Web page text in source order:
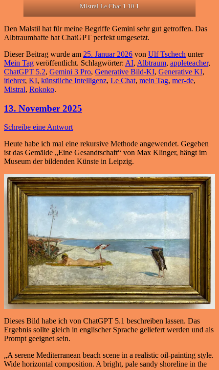
Mistral Le Chat 1.10.1
Den Malstil hat für meine Begriffe Gemini sehr gut getroffen. Das
Albtraumhafte hat ChatGPT perfekt umgesetzt.
Dieser Beitrag wurde am 25. Januar 2026 von Ulf Tschech unter
Mein Tag veröffentlicht. Schlagwörter: AI, Albtraum, appleteacher,
ChatGPT 5.2, Gemini 3 Pro, Generative Bild-KI, Generative KI,
itlehrer, KI, künstliche Intelligenz, Le Chat, mein Tag, mer-de,
Mistral, Rokoko.
13. November 2025
Schreibe eine Antwort
Heute habe ich mal eine rekursive Methode angewendet. Gegeben
ist das Gemälde „Eine Gesandtschaft“ von Max Klinger, hängt im
Museum der bildenden Künste in Leipzig.
Dieses Bild habe ich von ChatGPT 5.1 beschreiben lassen. Das
Ergebnis sollte gleich in englischer Sprache geliefert werden und als
Prompt geeignet sein.
„A serene Mediterranean beach scene in a realistic oil-painting style.
Wide horizontal composition. A bright, pale sandy shoreline in the